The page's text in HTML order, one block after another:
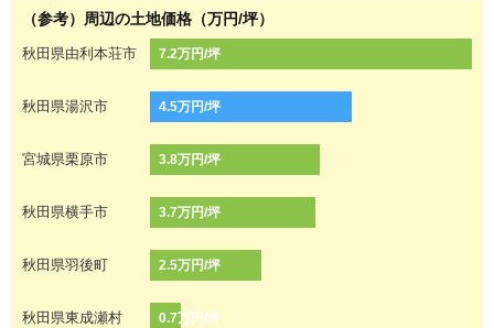
（参考）周辺の土地価格（万円/坪）
秋田県由利本荘市 7.2万円/坪
秋田県湯沢市 4.5万円/坪
宮城県栗原市 3.8万円/坪
秋田県横手市 3.7万円/坪
秋田県羽後町 2.5万円/坪
秋田県東成瀬村 0.7万円/坪